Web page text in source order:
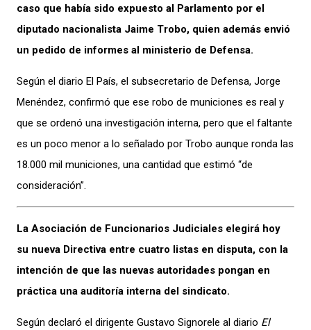
caso que había sido expuesto al Parlamento por el
diputado nacionalista Jaime Trobo, quien además envió
un pedido de informes al ministerio de Defensa.
Según el diario El País, el subsecretario de Defensa, Jorge
Menéndez, confirmó que ese robo de municiones es real y
que se ordenó una investigación interna, pero que el faltante
es un poco menor a lo señalado por Trobo aunque ronda las
18.000 mil municiones, una cantidad que estimó “de
consideración”.
La Asociación de Funcionarios Judiciales elegirá hoy
su nueva Directiva entre cuatro listas en disputa, con la
intención de que las nuevas autoridades pongan en
práctica una auditoría interna del sindicato.
Según declaró el dirigente Gustavo Signorele al diario El